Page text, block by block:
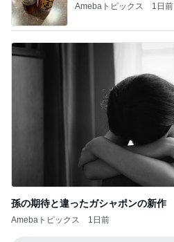
Amebaトピックス 1日前
孫の期待と違ったガシャポンの新作
Amebaトピックス 1日前